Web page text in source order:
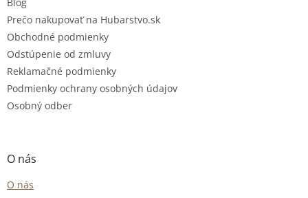
Prečo nakupovať na Hubarstvo.sk
Obchodné podmienky
Odstúpenie od zmluvy
Reklamačné podmienky
Podmienky ochrany osobných údajov
Osobný odber
O nás
O nás